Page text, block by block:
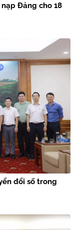
Đảng cho 18
đổi số trong